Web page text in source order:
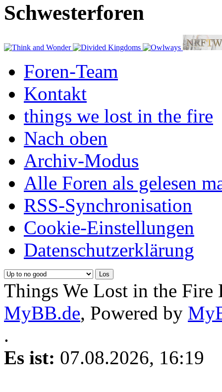
Schwesterforen
Foren-Team
Kontakt
things we lost in the fire
Nach oben
Archiv-Modus
Alle Foren als gelesen
RSS-Synchronisation
Cookie-Einstellungen
Datenschutzerklärung
Things We Lost in the Fire
MyBB.de, Powered by
.
Es ist: 07.08.2026, 16:19